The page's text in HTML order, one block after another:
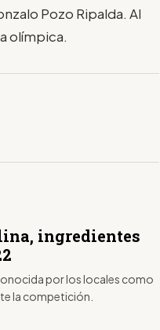
Pozo Ripalda. Al
olímpica.
ingredientes
por los locales como
la competición.